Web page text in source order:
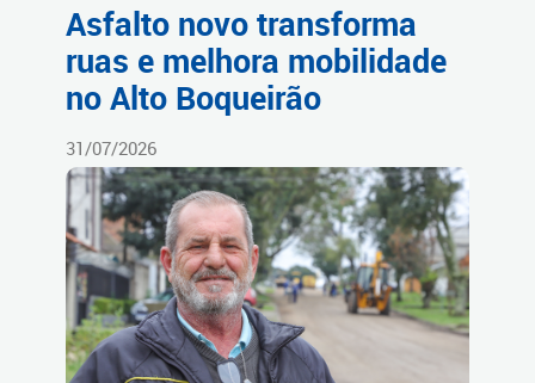
Asfalto novo transforma
ruas e melhora mobilidade
no Alto Boqueirão
31/07/2026